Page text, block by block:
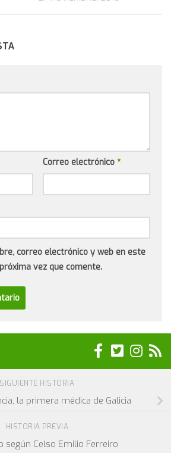
Correo electrónico *
correo electrónico y web en este
vez que comente.
SIGUIENTE HISTORIA
la primera médica de Galicia
HISTORIA PREVIA
según Celso Emilio Ferreiro